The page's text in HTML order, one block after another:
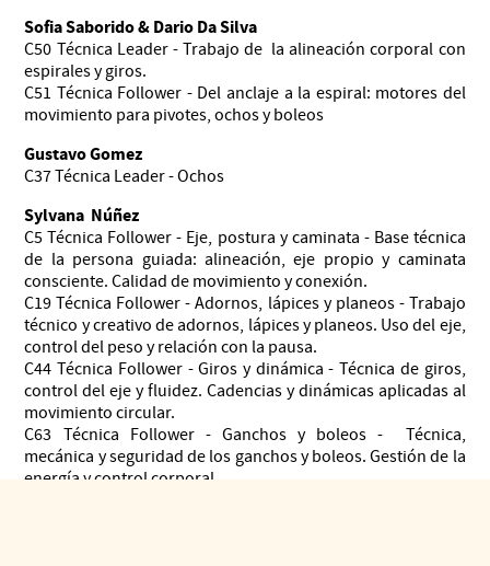
Sofia Saborido & Dario Da Silva
C50 Técnica Leader - Trabajo de la alineación corporal con
espirales y giros.
C51 Técnica Follower - Del anclaje a la espiral: motores del
movimiento para pivotes, ochos y boleos
Gustavo Gomez
C37 Técnica Leader - Ochos
Sylvana Núñez
C5 Técnica Follower - Eje, postura y caminata - Base técnica
de la persona guiada: alineación, eje propio y caminata
consciente. Calidad de movimiento y conexión.
C19 Técnica Follower - Adornos, lápices y planeos - Trabajo
técnico y creativo de adornos, lápices y planeos. Uso del eje,
control del peso y relación con la pausa.
C44 Técnica Follower - Giros y dinámica - Técnica de giros,
control del eje y fluidez. Cadencias y dinámicas aplicadas al
movimiento circular.
C63 Técnica Follower - Ganchos y boleos - Técnica,
mecánica y seguridad de los ganchos y boleos. Gestión de la
energía y control corporal.